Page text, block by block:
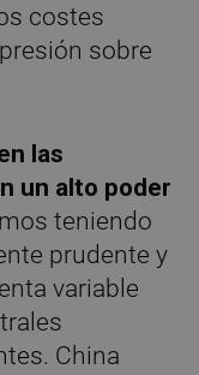
costes
sobre
las
un alto poder
teniendo
prudente y
variable
China